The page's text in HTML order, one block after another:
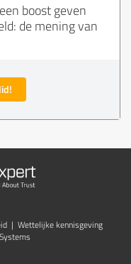
boost geven
de mening van
| Wettelijke kennisgeving